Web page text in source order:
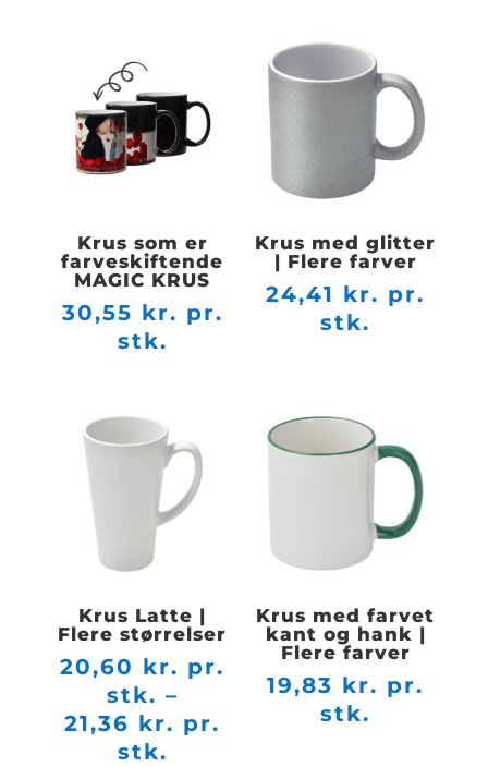
Krus som er
farveskiftende
MAGIC KRUS
30,55 kr. pr.
stk.
Krus med glitter
| Flere farver
24,41 kr. pr.
stk.
Krus Latte |
Flere størrelser
20,60 kr. pr.
stk. –
21,36 kr. pr.
stk.
Krus med farvet
kant og hank |
Flere farver
19,83 kr. pr.
stk.